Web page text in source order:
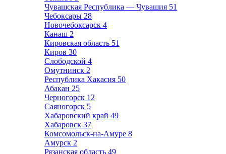
Чувашская Республика — Чувашия 51
Чебоксары 28
Новочебоксарск 4
Канаш 2
Кировская область 51
Киров 30
Слободской 4
Омутнинск 2
Республика Хакасия 50
Абакан 25
Черногорск 12
Саяногорск 5
Хабаровский край 49
Хабаровск 37
Комсомольск-на-Амуре 8
Амурск 2
Рязанская область 49